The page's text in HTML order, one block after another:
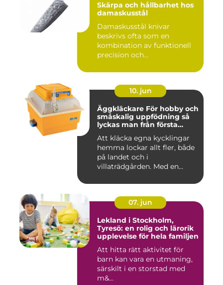
Skärpa och hållbarhet hos
damaskusstål
Damaskusstål knivar
beskrivs ofta som en
kombination av funktionell
precision och
10. jun
Äggkläckare För hobby och
småskalig uppfödning så
lyckas man från första
Att kläcka egna kycklingar
hemma lockar allt fler, både
på landet och i
villaträdgården. Med en
07. jun
Lekland i Stockholm,
Tyresö: en rolig och lärorik
upplevelse för hela familjen
Att hitta rätt aktivitet för
barn kan vara en utmaning,
särskilt i en storstad med
m&...